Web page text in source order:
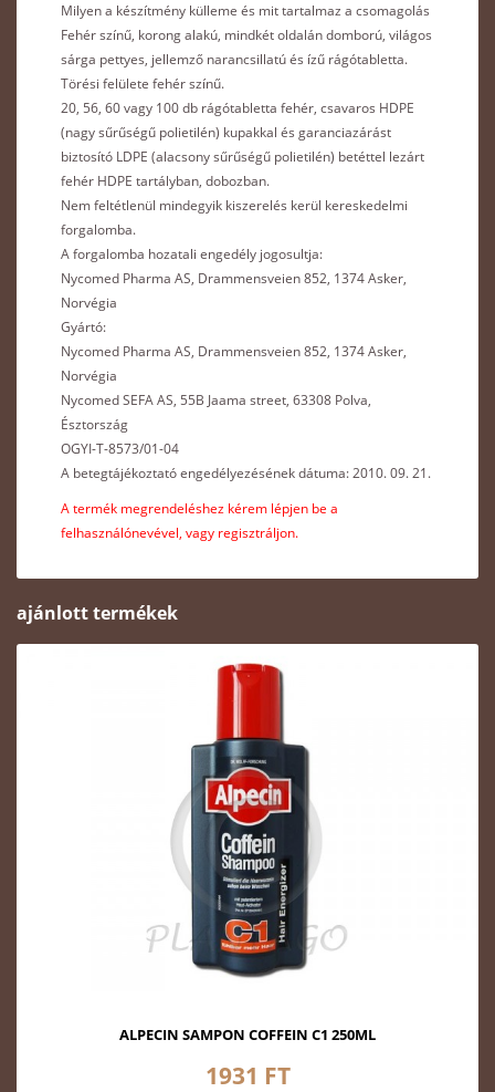
Milyen a készítmény külleme és mit tartalmaz a csomagolás
Fehér színű, korong alakú, mindkét oldalán domború, világos
sárga pettyes, jellemző narancsillatú és ízű rágótabletta.
Törési felülete fehér színű.
20, 56, 60 vagy 100 db rágótabletta fehér, csavaros HDPE
(nagy sűrűségű polietilén) kupakkal és garanciazárást
biztosító LDPE (alacsony sűrűségű polietilén) betéttel lezárt
fehér HDPE tartályban, dobozban.
Nem feltétlenül mindegyik kiszerelés kerül kereskedelmi
forgalomba.
A forgalomba hozatali engedély jogosultja:
Nycomed Pharma AS, Drammensveien 852, 1374 Asker,
Norvégia
Gyártó:
Nycomed Pharma AS, Drammensveien 852, 1374 Asker,
Norvégia
Nycomed SEFA AS, 55B Jaama street, 63308 Polva,
Észtország
OGYI-T-8573/01-04
A betegtájékoztató engedélyezésének dátuma: 2010. 09. 21.
A termék megrendeléshez kérem lépjen be a
felhasználónevével, vagy regisztráljon.
ajánlott termékek
ALPECIN SAMPON COFFEIN C1 250ML
1931 FT